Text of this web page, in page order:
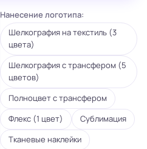
Нанесение логотипа:
Шелкография на текстиль (3
цвета)
Шелкография с трансфером (5
цветов)
Полноцвет с трансфером
Флекс (1 цвет)
Сублимация
Тканевые наклейки